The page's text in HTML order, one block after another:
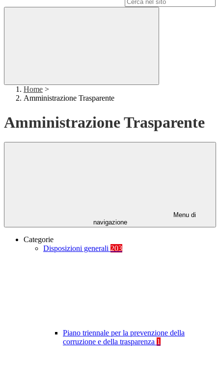
Home >
Amministrazione Trasparente
Amministrazione Trasparente
Menu di
navigazione
Categorie
Disposizioni generali 203
Piano triennale per la prevenzione della
corruzione e della trasparenza 1